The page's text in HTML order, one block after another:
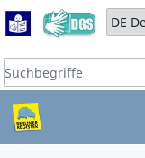
Zum Hauptbereich
Zum Hauptmenü
Sprache auswählen:
Suchbegriffe: